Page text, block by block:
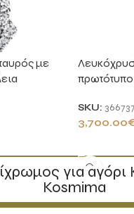
με
SKU: 366737
3,700.00
για
Kosmima